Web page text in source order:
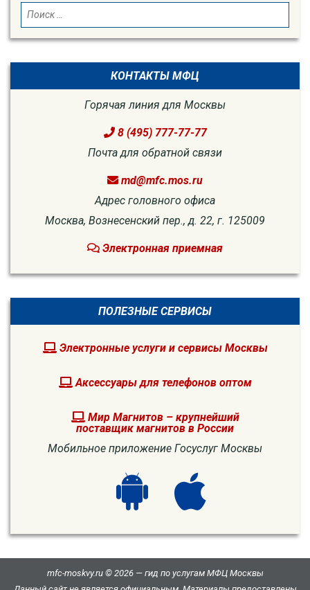
Search
for:
SEARCH
КОНТАКТЫ МФЦ
Горячая линия для Москвы
8 (495) 777-77-77
Почта для обратной связи
md@mfc.mos.ru
Адрес головного офиса
Москва, Вознесенский пер., д. 22, г. 125009
Электронная приемная
ПОЛЕЗНЫЕ СЕРВИСЫ
Электронные услуги и сервисы Москвы
Аксессуары для телефонов оптом
Мир Магнитов – крупнейший
поставщик магнитов в России
Мобильное приложение Госуслуг Москвы
mfc-moskvy.ru © 2026 — гид по услугам МФЦ Москвы